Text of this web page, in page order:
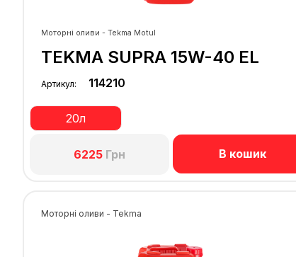
Моторні оливи - Tekma Motul
TEKMA SUPRA 15W-40 EL
Артикул: 114210
20л
6225Грн В кошик
Моторні оливи - Tekma